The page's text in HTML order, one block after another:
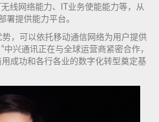
线网络能力、IT业务使能能力等，从
署提供能力平台。
势，可以依托移动通信网络为用户提供
中兴通讯正在与全球运营商紧密合作，
成功和各行各业的数字化转型奠定基